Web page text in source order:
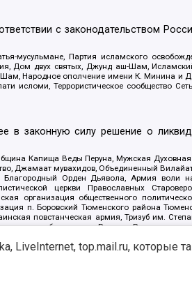
с законодательством
мусульмане, Партия исламского
Дом двух святых, Джунд аш-Шам,
Шам, Народное ополчение имени К. Минина и
Террористическое сообщество
в законную силу решение о
Капища Веды Перуна, Мужская
Джамаат мувахидов, Объединенный
Благородный Орден Дьявола, Армия воли
церкви Православных
организация общественного
п. Боровский Тюменского района
повстанческая армия, Тризуб им.
объединение Русские, Русское
Правды и Единения, Каракольская
Нация и свобода, W.H.С., Фалунь Дафа,
СССР Прикубанского округа г.
LiveInternet, top.mail.ru, которые